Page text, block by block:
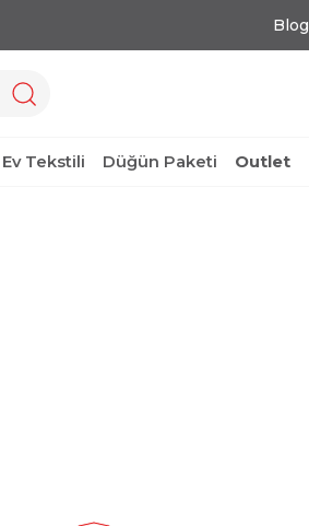
Blog
Ev Tekstili Düğün Paketi Outlet